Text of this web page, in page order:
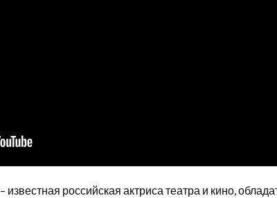
– известная российская актриса театра и кино,